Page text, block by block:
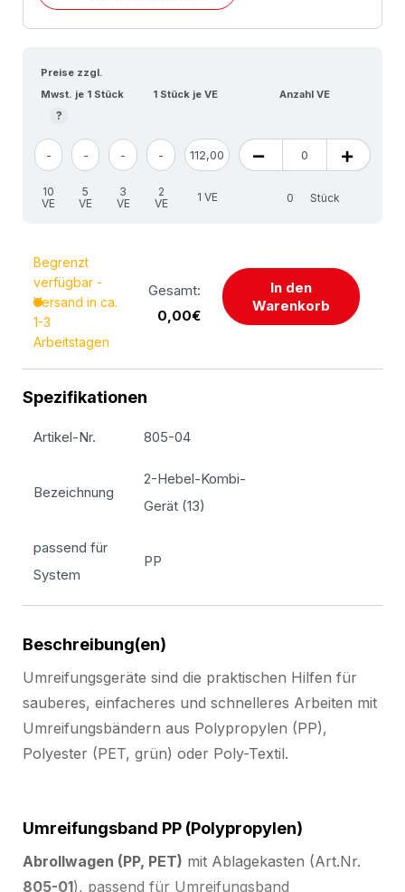
Preise zzgl.
Mwst. je 1 Stück
?
1 Stück je VE Anzahl VE
- - - - 112,00
10
VE
5
VE
3
VE
2
VE
1 VE Stück
Begrenzt
verfügbar -
Versand in ca.
1-3
Arbeitstagen
Gesamt:
0,00€
In den
Warenkorb
Spezifikationen
Artikel-Nr. 805-04
Bezeichnung
2-Hebel-Kombi-
Gerät (13)
passend für
System
PP
Beschreibung(en)
Umreifungsgeräte sind die praktischen Hilfen für
sauberes, einfacheres und schnelleres Arbeiten mit
Umreifungsbändern aus Polypropylen (PP),
Polyester (PET, grün) oder Poly-Textil.
Umreifungsband PP (Polypropylen)
Abrollwagen (PP, PET) mit Ablagekasten (Art.Nr.
805-01), passend für Umreifungsband